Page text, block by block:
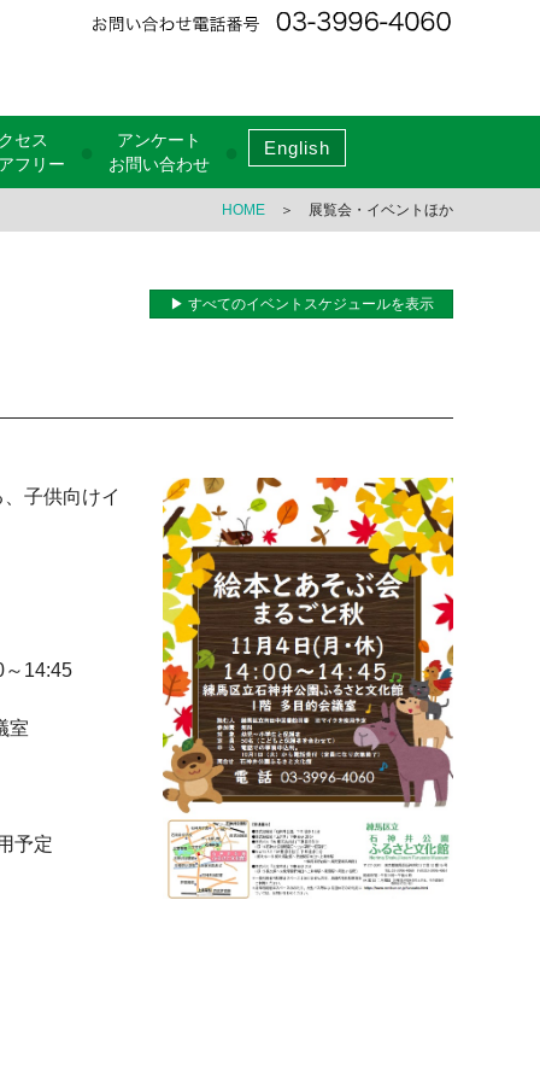
セス
フリー
アンケート
お問い合わせ
English
HOME ＞ 展覧会・イベントほか
▶ すべてのイベントスケジュールを表示
子供向けイ
14:45
室
予定